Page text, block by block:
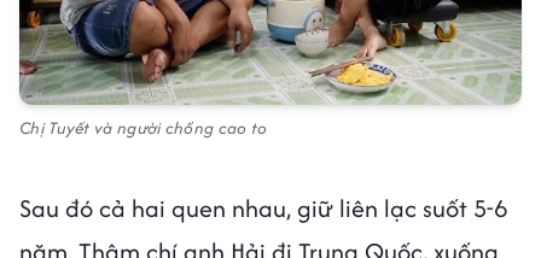
Chị Tuyết và người chồng cao to
Sau đó cả hai quen nhau, giữ liên lạc suốt 5-6